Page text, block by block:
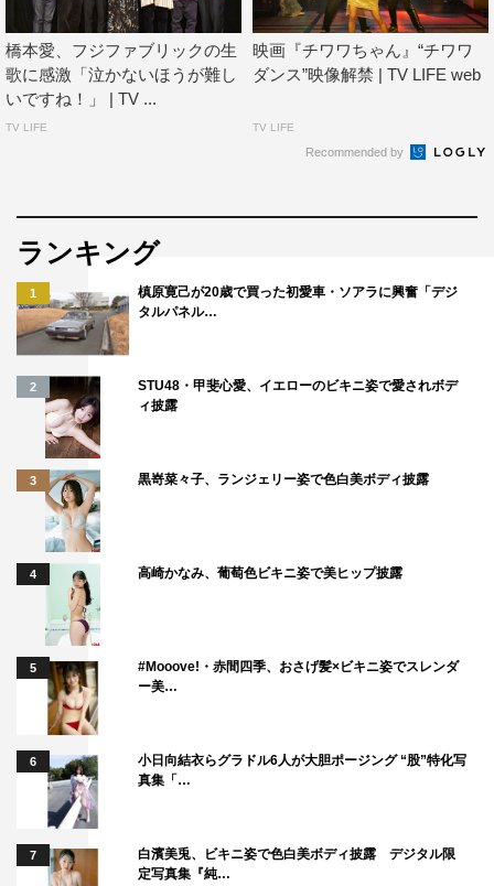
橋本愛、フジファブリックの生
歌に感激「泣かないほうが難し
いですね！」 | TV ...
TV LIFE
映画『チワワちゃん』“チワワ
ダンス”映像解禁 | TV LIFE web
TV LIFE
Recommended by
ランキング
1
槙原寛己が20歳で買った初愛車・ソアラに興奮「デジ
タルパネル…
2
STU48・甲斐心愛、イエローのビキニ姿で愛されボデ
ィ披露
3 黒嵜菜々子、ランジェリー姿で色白美ボディ披露
4 高崎かなみ、葡萄色ビキニ姿で美ヒップ披露
5
#Mooove!・赤間四季、おさげ髪×ビキニ姿でスレンダ
ー美…
6
小日向結衣らグラドル6人が大胆ポージング “股”特化写
真集「…
7
白濱美兎、ビキニ姿で色白美ボディ披露 デジタル限
定写真集『純…